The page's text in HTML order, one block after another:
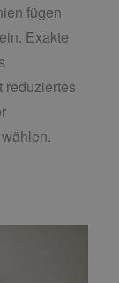
fügen
Exakte
reduziertes